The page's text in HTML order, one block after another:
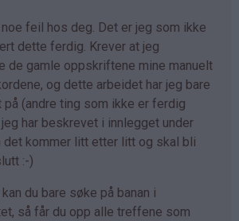
feil hos deg. Det er jeg som ikke
dette ferdig. Krever at jeg
de gamle oppskriftene mine manuelt
og dette arbeidet har jeg bare
på (andre ting som ikke er ferdig
har beskrevet i innlegget under
det kommer litt etter litt og skal bli
:-)
du bare søke på banan i
så får du opp alle treffene som